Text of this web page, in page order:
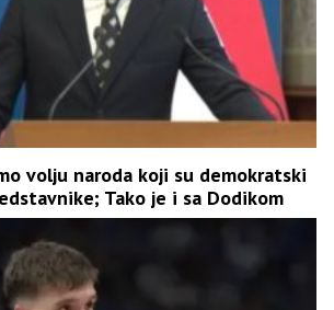
volju naroda koji su demokratski
Tako je i sa Dodikom